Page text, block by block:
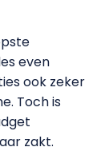
even
ook zeker
Toch is
zakt.